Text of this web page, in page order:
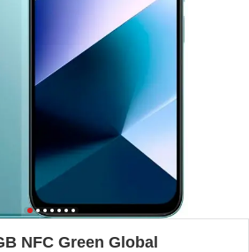
NFC Green Global